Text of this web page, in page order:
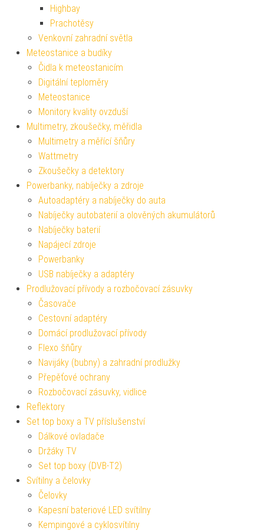
Highbay
Prachotěsy
Venkovní zahradní světla
Meteostanice a budíky
Čidla k meteostanicím
Digitální teploměry
Meteostanice
Monitory kvality ovzduší
Multimetry, zkoušečky, měřidla
Multimetry a měřící šňůry
Wattmetry
Zkoušečky a detektory
Powerbanky, nabíječky a zdroje
Autoadaptéry a nabíječky do auta
Nabíječky autobaterií a olověných akumulátorů
Nabíječky baterií
Napájecí zdroje
Powerbanky
USB nabíječky a adaptéry
Prodlužovací přívody a rozbočovací zásuvky
Časovače
Cestovní adaptéry
Domácí prodlužovací přívody
Flexo šňůry
Navijáky (bubny) a zahradní prodlužky
Přepěťové ochrany
Rozbočovací zásuvky, vidlice
Reflektory
Set top boxy a TV příslušenství
Dálkové ovladače
Držáky TV
Set top boxy (DVB-T2)
Svítilny a čelovky
Čelovky
Kapesní bateriové LED svítilny
Kempingové a cyklosvítilny